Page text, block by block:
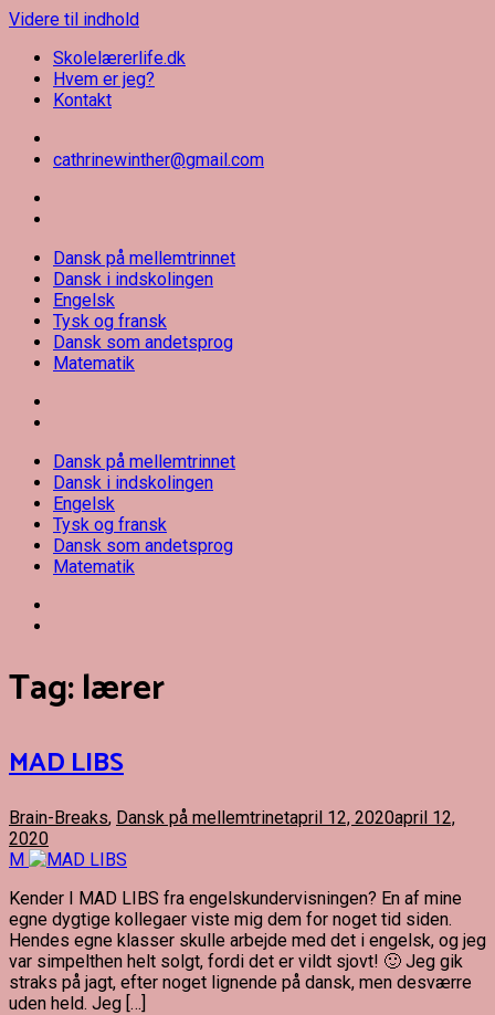
Videre til indhold
Skolelærerlife.dk
Hvem er jeg?
Kontakt
cathrinewinther@gmail.com
Skolelærerlife
Dansk på mellemtrinnet
Dansk i indskolingen
Engelsk
Tysk og fransk
Dansk som andetsprog
Matematik
Dansk på mellemtrinnet
Dansk i indskolingen
Engelsk
Tysk og fransk
Dansk som andetsprog
Matematik
Tag:lærer
MAD LIBS
Brain-Breaks, Dansk på mellemtrinetapril 12, 2020april 12,
2020
M
Kender I MAD LIBS fra engelskundervisningen? En af mine
egne dygtige kollegaer viste mig dem for noget tid siden.
Hendes egne klasser skulle arbejde med det i engelsk, og jeg
var simpelthen helt solgt, fordi det er vildt sjovt! 🙂 Jeg gik
straks på jagt, efter noget lignende på dansk, men desværre
uden held. Jeg […]